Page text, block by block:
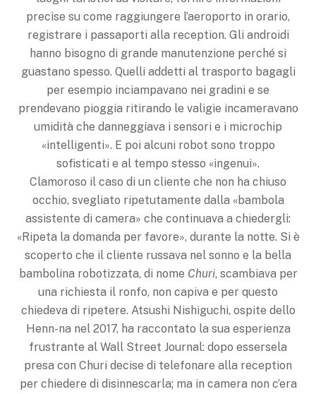
precise su come raggiungere l’aeroporto in orario,
registrare i passaporti alla reception. Gli androidi
hanno bisogno di grande manutenzione perché si
guastano spesso. Quelli addetti al trasporto bagagli
per esempio inciampavano nei gradini e se
prendevano pioggia ritirando le valigie incameravano
umidità che danneggiava i sensori e i microchip
«intelligenti». E poi alcuni robot sono troppo
sofisticati e al tempo stesso «ingenui».
Clamoroso il caso di un cliente che non ha chiuso
occhio, svegliato ripetutamente dalla «bambola
assistente di camera» che continuava a chiedergli:
«Ripeta la domanda per favore», durante la notte. Si è
scoperto che il cliente russava nel sonno e la bella
bambolina robotizzata, di nome Churi, scambiava per
una richiesta il ronfo, non capiva e per questo
chiedeva di ripetere. Atsushi Nishiguchi, ospite dello
Henn-na nel 2017, ha raccontato la sua esperienza
frustrante al Wall Street Journal: dopo essersela
presa con Churi decise di telefonare alla reception
per chiedere di disinnescarla; ma in camera non c’era